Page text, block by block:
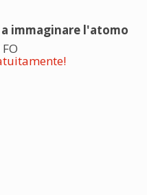
immaginare l'atomo